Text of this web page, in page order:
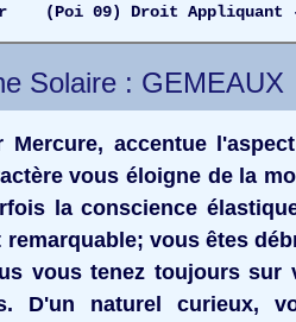
09) Droit Appliquant
Solaire : GEMEAUX
accentue
vous éloigne de la
la conscience
vous êtes
vous tenez toujours sur
D'un naturel curieux,